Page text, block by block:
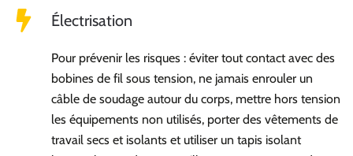
Électrisation
Pour prévenir les risques : éviter tout contact avec des
bobines de fil sous tension, ne jamais enrouler un
câble de soudage autour du corps, mettre hors tension
les équipements non utilisés, porter des vêtements de
travail secs et isolants et utiliser un tapis isolant